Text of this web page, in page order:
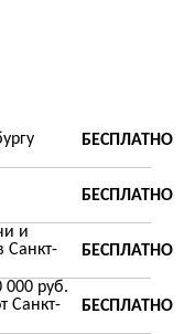
БЕСПЛАТНО
БЕСПЛАТНО
и
Санкт-
БЕСПЛАТНО
000 руб.
Санкт-
БЕСПЛАТНО